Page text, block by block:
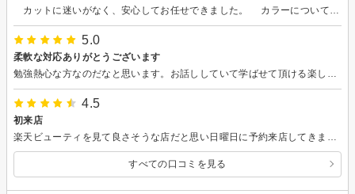
5.0
柔軟な対応ありがとうございます
4.5
初来店
すべての口コミを見る